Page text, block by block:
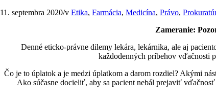
11. septembra 2020/v Etika, Farmácia, Medicína, Právo,
Zameranie:
Denné eticko-právne dilemy lekára, lekárnika, ale aj
každodenných príbehov vďačnosti
Čo je to úplatok a je medzi úplatkom a darom rozdiel? Akými
Ako súčasne docieliť, aby sa pacient nebál prejaviť